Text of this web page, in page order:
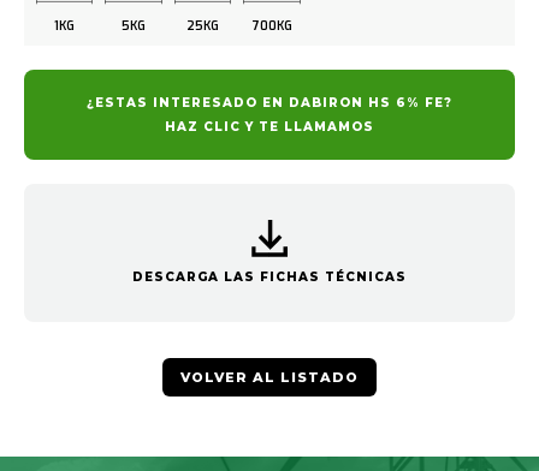
1KG 5KG 25KG 700KG
¿ESTAS INTERESADO EN DABIRON HS 6% FE?
HAZ CLIC Y TE LLAMAMOS
DESCARGA LAS FICHAS TÉCNICAS
VOLVER AL LISTADO